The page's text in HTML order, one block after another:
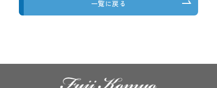
一覧に戻る